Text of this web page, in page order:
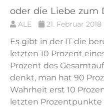
oder die Liebe zum
ALE 21. Februar 2018
Es gibt in der IT die
letzten 10 Prozent
Prozent des
denkt, man hat 90
Wahrheit erst 10
letzten